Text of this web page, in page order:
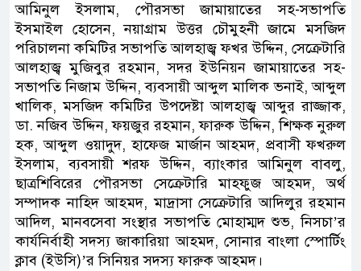
আমিনুল ইসলাম, পৌরসভা জামায়াতের সহ-সভাপতি
ইসমাইল হোসেন, নয়াগ্রাম উত্তর চৌমুহনী জামে মসজিদ
পরিচালনা কমিটির সভাপতি আলহাজ্ব ফখর উদ্দিন, সেক্রেটারি
আলহাজ্ব মুজিবুর রহমান, সদর ইউনিয়ন জামায়াতের সহ-
সভাপতি নিজাম উদ্দিন, ব্যবসায়ী আব্দুল মালিক ভনাই, আব্দুল
খালিক, মসজিদ কমিটির উপদেষ্টা আলহাজ্ব আব্দুর রাজ্জাক,
ডা. নজিব উদ্দিন, ফয়জুর রহমান, ফারুক উদ্দিন, শিক্ষক নুরুল
হক, আব্দুল ওয়াদুদ, হাফেজ মার্জান আহমদ, প্রবাসী ফখরুল
ইসলাম, ব্যবসায়ী শরফ উদ্দিন, ব্যাংকার আমিনুল বাবলু,
ছাত্রশিবিরের পৌরসভা সেক্রেটারি মাহফুজ আহমদ, অর্থ
সম্পাদক নাহিদ আহমদ, মাদ্রাসা সেক্রেটারি আদিলুর রহমান
আদিল, মানবসেবা সংস্থার সভাপতি মোহাম্মদ শুভ, নিসচা’র
কার্যনির্বাহী সদস্য জাকারিয়া আহমদ, সোনার বাংলা স্পোর্টিং
ক্লাব (ইউসি)’র সিনিয়র সদস্য ফারুক আহমদ।